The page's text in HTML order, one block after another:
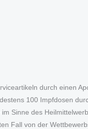
durch einen
100 Impfdosen
Sinne des
Fall von der